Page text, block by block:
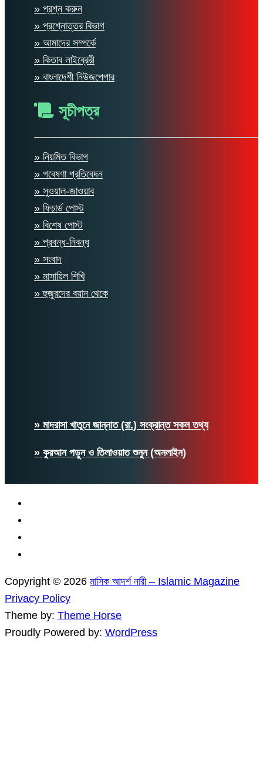
» প্রশ্ন করুন
» প্রশ্নোত্তর বিভাগ
» আমাদের সম্পর্কে
» কিতাব লাইব্রেরী
» বাংলাদেশী নিউজপেপার
সূচীপত্র
» নিয়মিত বিভাগ
» গবেষণা প্রতিবেদন
» সুওয়াল-জাওয়াব
» ফিচার্ড পোস্ট
» বিশেষ পোস্ট
» প্রবন্ধ-নিবন্ধ
» সংবাদ
» মাসায়িল শিখি
» হুজুরদের বয়ান থেকে
» মাদরাসা খাতুনে জান্নাত (রা.) সংক্রান্ত সকল তথ্য
» কুরআন পড়ুন ও তিলাওয়াত শুনুন (অনলাইন)
Copyright © 2026 মাসিক আদর্শ নারী – Islamic Magazine
Privacy Policy
Theme by: Theme Horse
Proudly Powered by: WordPress